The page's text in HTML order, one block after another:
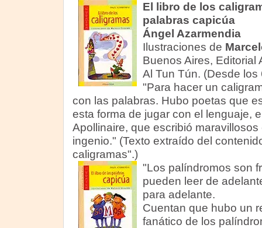
El libro de los
palabras capicúa
Ángel Azarmendia
Ilustraciones de
Buenos Aires, Editorial
Al Tun Tún. (Desde los
"Para hacer un
con las palabras. Hubo poetas que
esta forma de jugar con el lenguaje,
Apollinaire, que escribió
ingenio." (Texto extraído del
caligramas".)
"Los palíndromos son
pueden leer de
para adelante.
Cuentan que hubo un
fanático de los